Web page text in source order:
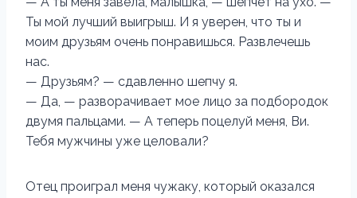
Ты мой лучший выигрыш. И я уверен, что ты и
моим друзьям очень понравишься. Развлечешь
нас.
— Друзьям? — сдавленно шепчу я.
— Да, — разворачивает мое лицо за подбородок
двумя пальцами. — А теперь поцелуй меня, Ви.
Тебя мужчины уже целовали?
Отец проиграл меня чужаку, который оказался